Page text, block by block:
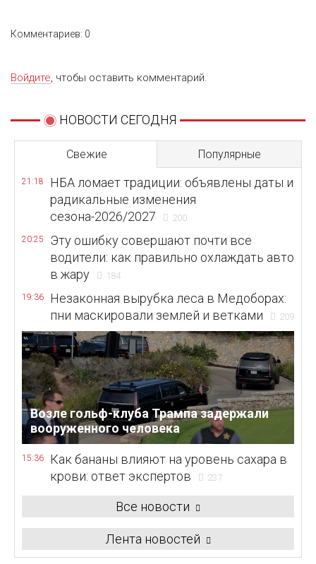
Комментариев: 0
Войдите, чтобы оставить комментарий.
НОВОСТИ СЕГОДНЯ
Свежие Популярные
21:18
НБА ломает традиции: объявлены даты и
радикальные изменения
сезона-2026/2027
200
20:25
Эту ошибку совершают почти все
водители: как правильно охлаждать авто
в жару
184
19:36
Незаконная вырубка леса в Медоборах:
пни маскировали землей и ветками
209
Возле гольф-клуба Трампа задержали
вооруженного человека
15:36
Как бананы влияют на уровень сахара в
крови: ответ экспертов
237
Все новости
Лента новостей